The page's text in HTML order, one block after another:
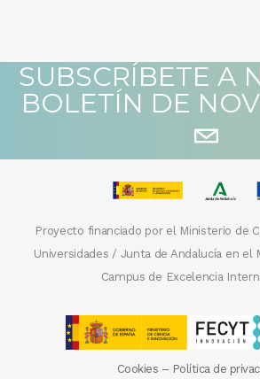
SUBSCRÍBETE A
BOLETÍN DE
Proyecto financiado por el Ministerio de
Universidades / Junta de Andalucía en el
Campus de Excelencia
Cookies – Política de